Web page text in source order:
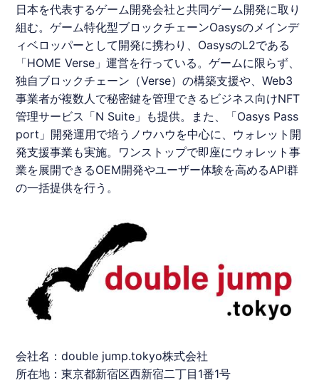
⽇本を代表するゲーム開発会社と共同ゲーム開発に取り
組む。ゲーム特化型ブロックチェーンOasysのメインデ
ィベロッパーとして開発に携わり、OasysのL2である
「HOME Verse」運営を行っている。ゲームに限らず、
独自ブロックチェーン（Verse）の構築支援や、Web3
事業者が複数人で秘密鍵を管理できるビジネス向けNFT
管理サービス「N Suite」も提供。また、「Oasys Pass
port」開発運用で培うノウハウを中心に、ウォレット開
発支援事業も実施。ワンストップで即座にウォレット事
業を展開できるOEM開発やユーザー体験を高めるAPI群
の一括提供を行う。​​
会社名：double jump.tokyo株式会社
所在地：東京都新宿区西新宿二丁目1番1号